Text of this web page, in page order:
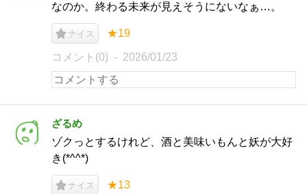
なのか。終わる未来が見えそうにないなぁ…。
ナイス ★19
コメント(0) 2026/01/23
ざるめ
ゾクっとするけれど、酒と美味いもんと妖が大好
き(*^^*)
ナイス ★13